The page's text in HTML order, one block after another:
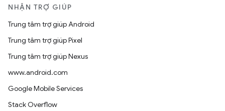
NHẬN TRỢ GIÚP
Trung tâm trợ giúp Android
Trung tâm trợ giúp Pixel
Trung tâm trợ giúp Nexus
www.android.com
Google Mobile Services
Stack Overflow